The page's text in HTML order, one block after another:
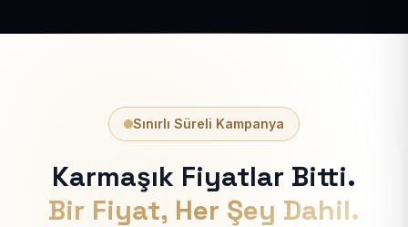
Sınırlı Süreli Kampanya
Karmaşık Fiyatlar Bitti.
Bir Fiyat, Her Şey Dahil.